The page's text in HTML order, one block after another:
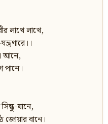
লাখে লাখে,
আনে,
পানে।
যানে,
বানে।